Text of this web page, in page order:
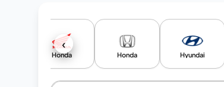
‹
Honda Honda Hyundai